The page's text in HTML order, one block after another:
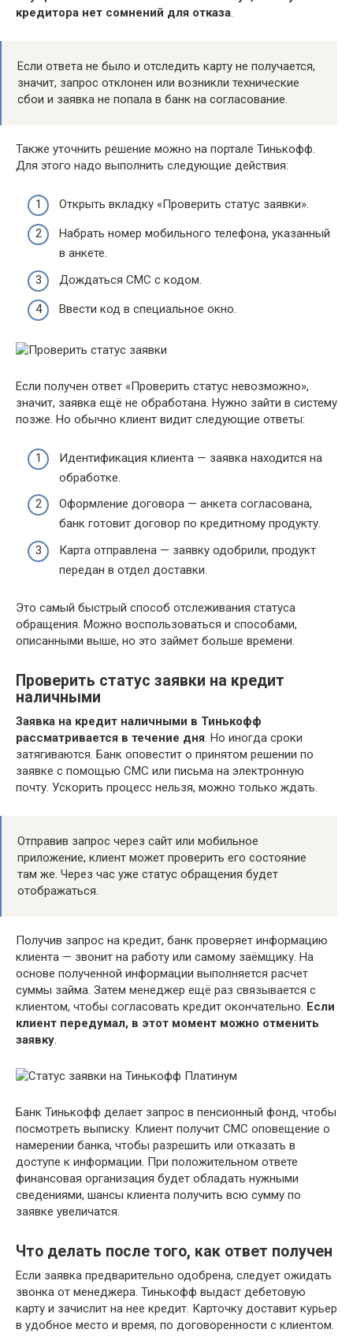
кредитора нет сомнений для отказа.
Если ответа не было и отследить карту не получается,
значит, запрос отклонен или возникли технические
сбои и заявка не попала в банк на согласование.
Также уточнить решение можно на портале Тинькофф.
Для этого надо выполнить следующие действия:
Открыть вкладку «Проверить статус заявки».
Набрать номер мобильного телефона, указанный
в анкете.
Дождаться СМС с кодом.
Ввести код в специальное окно.
Если получен ответ «Проверить статус невозможно»,
значит, заявка ещё не обработана. Нужно зайти в систему
позже. Но обычно клиент видит следующие ответы:
Идентификация клиента — заявка находится на
обработке.
Оформление договора — анкета согласована,
банк готовит договор по кредитному продукту.
Карта отправлена — заявку одобрили, продукт
передан в отдел доставки.
Это самый быстрый способ отслеживания статуса
обращения. Можно воспользоваться и способами,
описанными выше, но это займет больше времени.
Проверить статус заявки на кредит
наличными
Заявка на кредит наличными в Тинькофф
рассматривается в течение дня. Но иногда сроки
затягиваются. Банк оповестит о принятом решении по
заявке с помощью СМС или письма на электронную
почту. Ускорить процесс нельзя, можно только ждать.
Отправив запрос через сайт или мобильное
приложение, клиент может проверить его состояние
там же. Через час уже статус обращения будет
отображаться.
Получив запрос на кредит, банк проверяет информацию
клиента — звонит на работу или самому заёмщику. На
основе полученной информации выполняется расчет
суммы займа. Затем менеджер ещё раз связывается с
клиентом, чтобы согласовать кредит окончательно. Если
клиент передумал, в этот момент можно отменить
заявку.
Банк Тинькофф делает запрос в пенсионный фонд, чтобы
посмотреть выписку. Клиент получит СМС оповещение о
намерении банка, чтобы разрешить или отказать в
доступе к информации. При положительном ответе
финансовая организация будет обладать нужными
сведениями, шансы клиента получить всю сумму по
заявке увеличатся.
Что делать после того, как ответ получен
Если заявка предварительно одобрена, следует ожидать
звонка от менеджера. Тинькофф выдаст дебетовую
карту и зачислит на нее кредит. Карточку доставит курьер
в удобное место и время, по договоренности с клиентом.